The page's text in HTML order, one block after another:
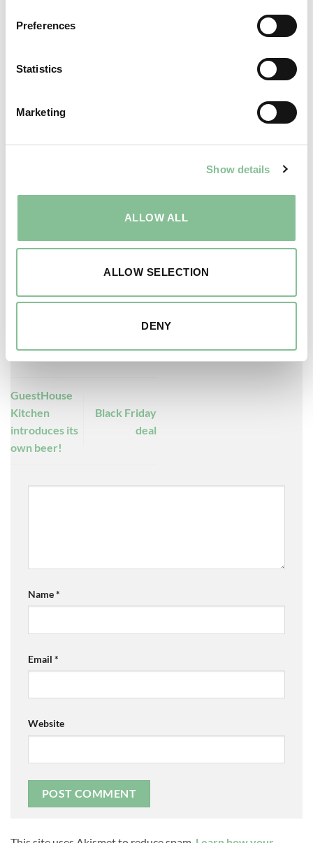
Preferences
Statistics
Marketing
Show details
ALLOW ALL
ALLOW SELECTION
DENY
Guesthouse, heeft volgens
kunnen zijn”.
GuestHouse
Kitchen
introduces its
own beer!
Black Friday
deal
Name*
Email *
Website